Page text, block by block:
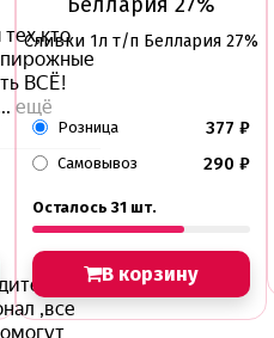
Сливки 1л т/п Беллария 27%
Розница 377 ₽
Самовывоз 290 ₽
Осталось 31 шт.
В корзину